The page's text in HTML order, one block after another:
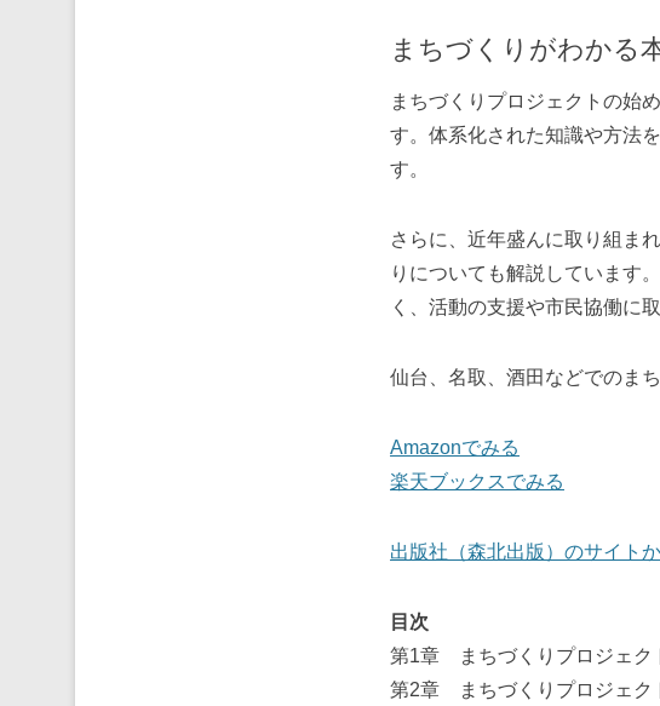
まちづくりがわかる
まちづくりプロジェクトの始
す。体系化された知識や方法
す。
さらに、近年盛んに取り組ま
りについても解説しています
く、活動の支援や市民協働に
仙台、名取、酒田などでのま
Amazonでみる
楽天ブックスでみる
出版社（森北出版）のサイト
目次
第1章 まちづくりプロジェク
第2章 まちづくりプロジェク